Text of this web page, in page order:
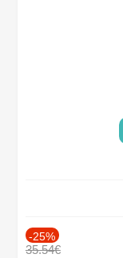
-25%
35.54€